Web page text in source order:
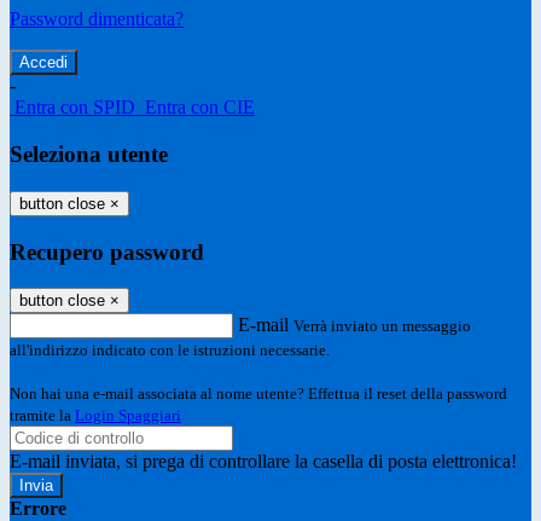
Password dimenticata?
-
Entra con SPID Entra con CIE
Seleziona utente
button close ×
Recupero password
button close ×
E-mail Verrà inviato un messaggio
all'indirizzo indicato con le istruzioni necessarie.
Non hai una e-mail associata al nome utente? Effettua il reset della password
tramite la Login Spaggiari
E-mail inviata, si prega di controllare la casella di posta elettronica!
Errore